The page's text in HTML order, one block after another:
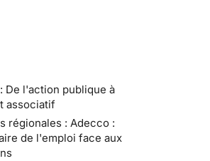
De l'action publique à
associatif
régionales : Adecco :
de l'emploi face aux